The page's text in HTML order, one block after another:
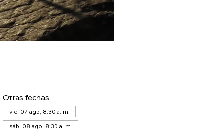
Otras fechas
vie, 07 ago, 8:30 a. m.
sáb, 08 ago, 8:30 a. m.